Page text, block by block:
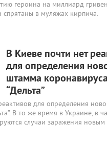
героина на миллиард
спрятаны в муляжах кирпича.
В Киеве почти нет
для определения
штамма коронавируса
“Дельта”
для определения
В то же время в Украине, в
случаи заражения